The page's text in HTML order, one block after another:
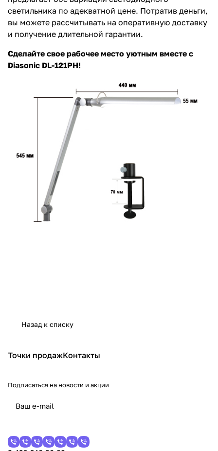
светильника по адекватной цене. Потратив деньги,
вы можете рассчитывать на оперативную доставку
и получение длительной гарантии.
Сделайте свое рабочее место уютным вместе с
Diasonic DL-121PH!
Назад к списку
Точки продажКонтакты
Подписаться на новости и акции